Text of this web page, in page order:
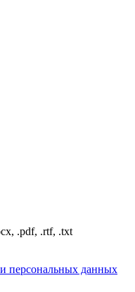
.pdf, .rtf, .txt
персональных данных